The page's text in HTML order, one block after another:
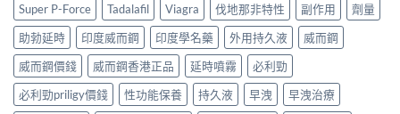
Super P-Force
Tadalafil Viagra 伐地那非特性 副作用
劑量
助勃延時
印度威而鋼 印度學名藥 外用持久液
威而鋼
威而鋼價錢
威而鋼香港正品 延時噴霧
必利勁
必利勁priligy價錢
性功能保養 持久液 早洩
早洩治療